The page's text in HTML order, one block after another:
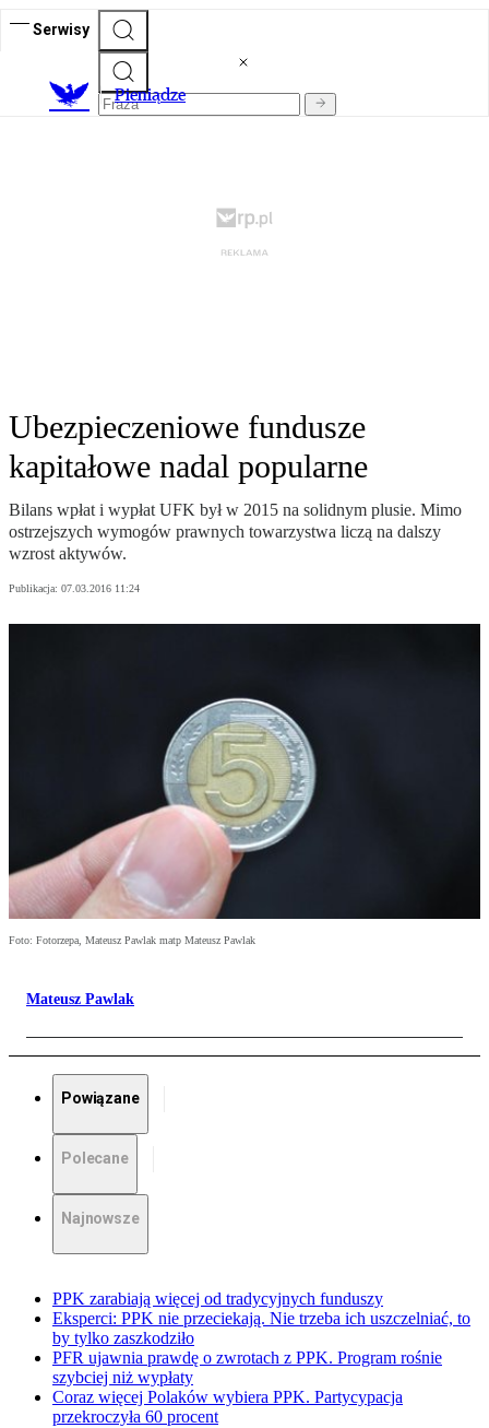
Serwisy
Pieniądze
Ubezpieczeniowe fundusze
kapitałowe nadal popularne
Bilans wpłat i wypłat UFK był w 2015 na solidnym plusie. Mimo
ostrzejszych wymogów prawnych towarzystwa liczą na dalszy
wzrost aktywów.
Publikacja: 07.03.2016 11:24
Foto: Fotorzepa, Mateusz Pawlak matp Mateusz Pawlak
Mateusz Pawlak
Powiązane
Polecane
Najnowsze
PPK zarabiają więcej od tradycyjnych funduszy
Eksperci: PPK nie przeciekają. Nie trzeba ich uszczelniać, to
by tylko zaszkodziło
PFR ujawnia prawdę o zwrotach z PPK. Program rośnie
szybciej niż wypłaty
Coraz więcej Polaków wybiera PPK. Partycypacja
przekroczyła 60 procent